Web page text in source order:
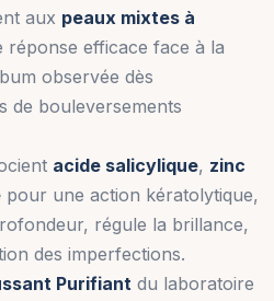
aux peaux mixtes à
réponse efficace face à la
observée dès
de bouleversements
acide salicylique, zinc
pour une action kératolytique,
régule la brillance,
des imperfections.
Purifiant du laboratoire